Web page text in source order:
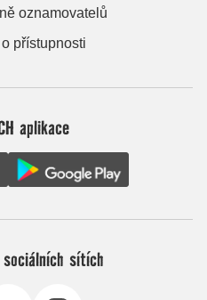
oznamovatelů
přístupnosti
aplikace
sociálních sítích